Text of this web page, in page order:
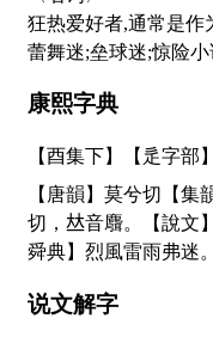
狂热爱好者,通常是作
蕾舞迷;垒球迷;惊险
康熙字典
【酉集下】【辵
【唐韻】莫兮切【集韻】【韻會】緜披切【正韻】綿兮
切， 𠀤音麛。【說文
舜典】烈風雷雨弗迷
说文解字